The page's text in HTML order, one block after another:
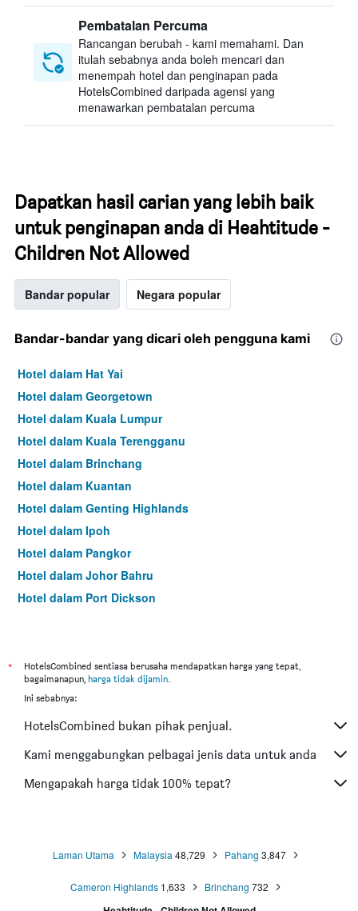
Pembatalan Percuma
Rancangan berubah - kami memahami. Dan
itulah sebabnya anda boleh mencari dan
menempah hotel dan penginapan pada
HotelsCombined daripada agensi yang
menawarkan pembatalan percuma
Dapatkan hasil carian yang lebih baik
untuk penginapan anda di Heahtitude -
Children Not Allowed
Bandar popular Negara popular
Bandar-bandar yang dicari oleh pengguna kami
Hotel dalam Hat Yai
Hotel dalam Georgetown
Hotel dalam Kuala Lumpur
Hotel dalam Kuala Terengganu
Hotel dalam Brinchang
Hotel dalam Kuantan
Hotel dalam Genting Highlands
Hotel dalam Ipoh
Hotel dalam Pangkor
Hotel dalam Johor Bahru
Hotel dalam Port Dickson
*
HotelsCombined sentiasa berusaha mendapatkan harga yang tepat,
bagaimanapun, harga tidak dijamin.
Ini sebabnya:
HotelsCombined bukan pihak penjual.
Kami menggabungkan pelbagai jenis data untuk anda
Mengapakah harga tidak 100% tepat?
Laman Utama Malaysia 48,729 Pahang 3,847
Cameron Highlands 1,633 Brinchang 732